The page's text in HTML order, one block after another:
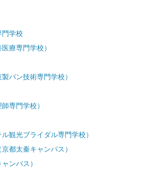
門学校
療専門学校）
パン技術専門学校）
専門学校）
観光ブライダル専門学校）
都太秦キャンパス）
ンパス）